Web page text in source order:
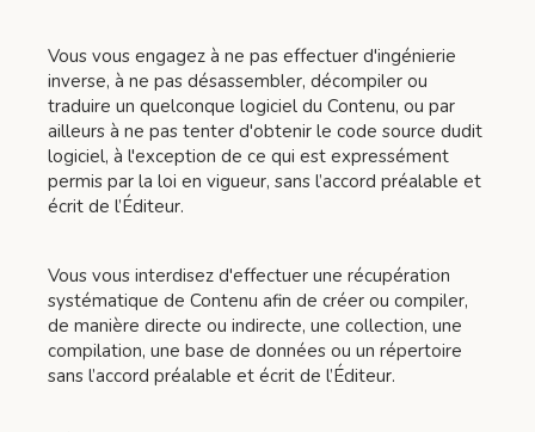
Vous vous engagez à ne pas effectuer d'ingénierie
inverse, à ne pas désassembler, décompiler ou
traduire un quelconque logiciel du Contenu, ou par
ailleurs à ne pas tenter d'obtenir le code source dudit
logiciel, à l'exception de ce qui est expressément
permis par la loi en vigueur, sans l’accord préalable et
écrit de l’Éditeur.
Vous vous interdisez d'effectuer une récupération
systématique de Contenu afin de créer ou compiler,
de manière directe ou indirecte, une collection, une
compilation, une base de données ou un répertoire
sans l’accord préalable et écrit de l’Éditeur.